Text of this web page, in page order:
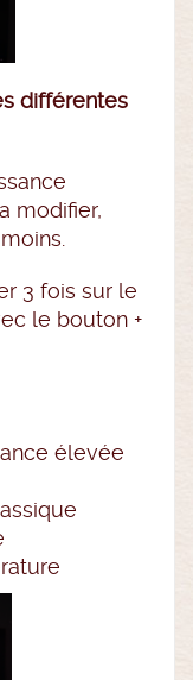
différentes
modifier,
3 fois sur le
le bouton +
élevée